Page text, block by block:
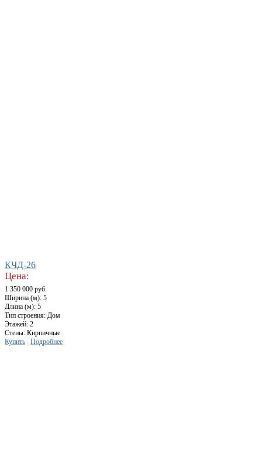
КЧД-26
Цена:
1 350 000 руб.
Ширина (м): 5
Длина (м): 5
Тип строения: Дом
Этажей: 2
Стены: Кирпичные
Купить
Подробнее